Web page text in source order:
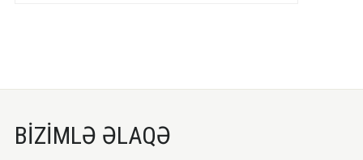
BİZİMLƏ ƏLAQƏ